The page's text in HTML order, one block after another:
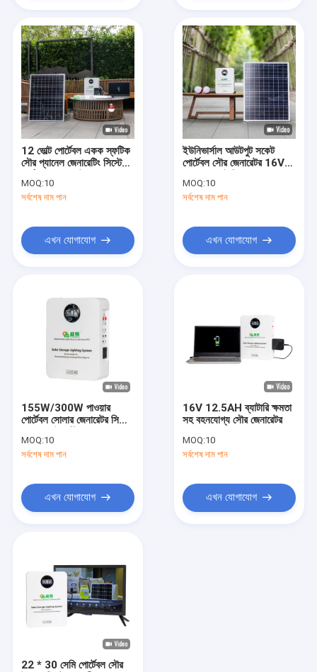
পণ্য
ভিডিও
আমাদের সম্পর্কে
পোর্টেবল সোলার জেনারেটর
সোলার লাইট কিটস
সোলার গার্ডেন লাইট
সোলার প্যানেল এনার্জি সিস্টেম
12 ভোল্ট পোর্টেবল একক স্ফটিক
সৌর প্যানেল জেনারেটিং সিস্টেম
MOQ:10
সর্বশেষ দাম পান
এখন যোগাযোগ
ইউনিভার্সাল আউটপুট সকেট
পোর্টেবল সৌর জেনারেটর 16V
MOQ:10
সর্বশেষ দাম পান
এখন যোগাযোগ
155W/300W পাওয়ার
পোর্টেবল সোলার জেনারেটর সিস্টেম
MOQ:10
সর্বশেষ দাম পান
এখন যোগাযোগ
16V 12.5AH ব্যাটারি ক্ষমতা
সহ বহনযোগ্য সৌর জেনারেটর
MOQ:10
সর্বশেষ দাম পান
এখন যোগাযোগ
22 * 30 সেমি পোর্টেবল সৌর